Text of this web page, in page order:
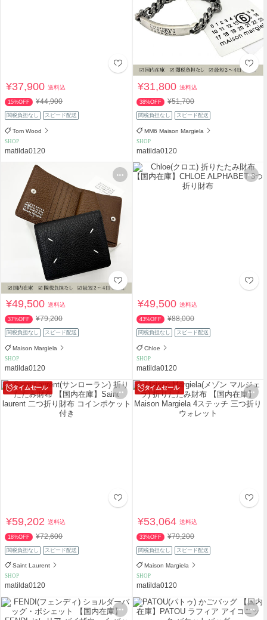
¥37,900送料込
15%OFF ¥44,900
関税負担なし スピード配送
Tom Wood
SHOP
matilda0120
¥31,800送料込
38%OFF ¥51,700
関税負担なし スピード配送
MM6 Maison Margiela
SHOP
matilda0120
¥49,500送料込
37%OFF ¥79,200
関税負担なし スピード配送
Maison Margiela
SHOP
matilda0120
¥49,500送料込
43%OFF ¥88,000
関税負担なし スピード配送
Chloe
SHOP
matilda0120
タイムセール
¥59,202送料込
18%OFF ¥72,600
関税負担なし スピード配送
Saint Laurent
SHOP
matilda0120
タイムセール
¥53,064送料込
33%OFF ¥79,200
関税負担なし スピード配送
Maison Margiela
SHOP
matilda0120